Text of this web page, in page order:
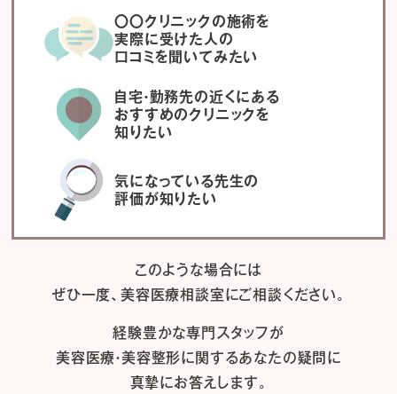
〇〇クリニックの施術を
実際に受けた人の
口コミを聞いてみたい
自宅・勤務先の近くにある
おすすめのクリニックを
知りたい
気になっている先生の
評価が知りたい
このような場合には
ぜひ一度、美容医療相談室にご相談ください。
経験豊かな専門スタッフが
美容医療・美容整形に関するあなたの疑問に
真摯にお答えします。